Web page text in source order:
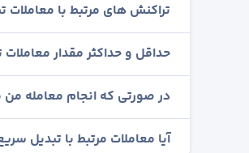
تراکنش های مرتبط با معاملات
حداقل و حداکثر مقدار
در صورتی که انجام معامله من
آیا معاملات مرتبط با تبدیل